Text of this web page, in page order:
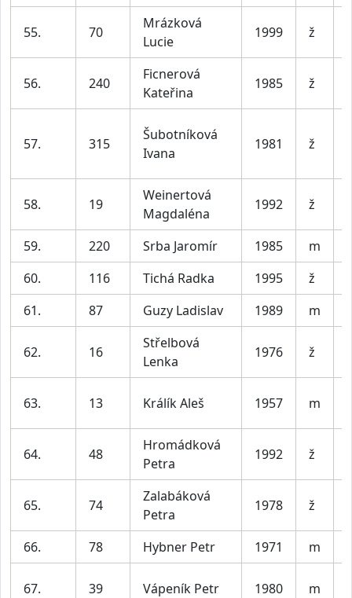
55. 70
Mrázková
Lucie
1999 ž
56. 240
Ficnerová
Kateřina
1985 ž
57. 315
Šubotníková
Ivana
1981 ž
58. 19
Weinertová
Magdaléna
1992 ž
59. 220 Srba Jaromír 1985 m
60.
116 Tichá Radka 1995 ž
61.
87 Guzy Ladislav 1989 m
62. 16
Střelbová
Lenka
1976 ž
63. 13 Králík Aleš 1957 m
64. 48
Hromádková
Petra
1992 ž
65. 74
Zalabáková
Petra
1978 ž
66.
78 Hybner Petr 1971 m
67. 39 Vápeník Petr 1980 m